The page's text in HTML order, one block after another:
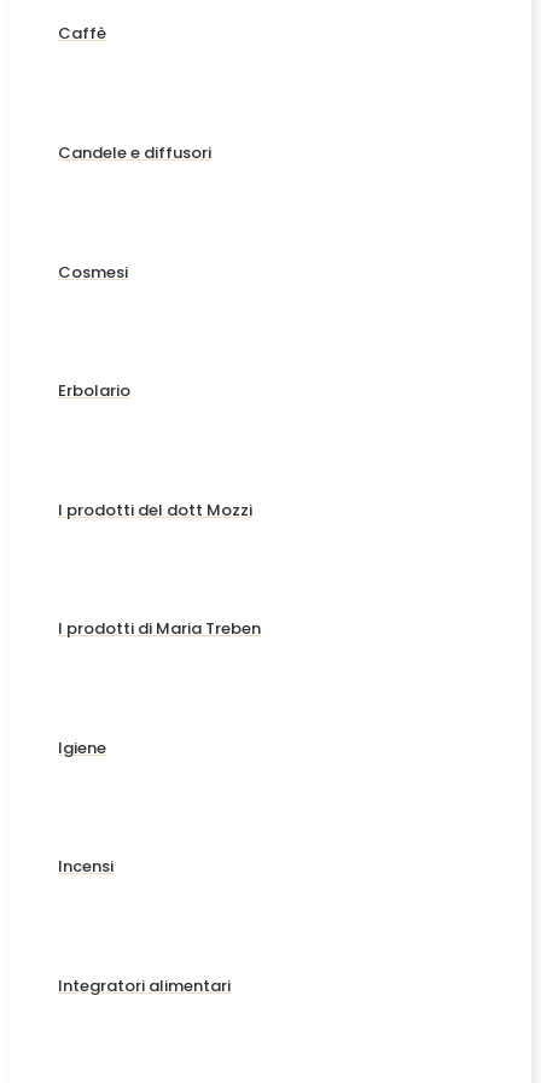
Caffè
Candele e diffusori
Cosmesi
Erbolario
I prodotti del dott Mozzi
I prodotti di Maria Treben
Igiene
Incensi
Integratori alimentari